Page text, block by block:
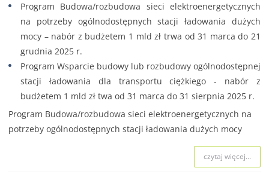
Program Budowa/rozbudowa sieci elektroenergetycznych
na potrzeby ogólnodostępnych stacji ładowania dużych
mocy – nabór z budżetem 1 mld zł trwa od 31 marca do 21
grudnia 2025 r.
Program Wsparcie budowy lub rozbudowy ogólnodostępnej
stacji ładowania dla transportu ciężkiego - nabór z
budżetem 1 mld zł twa od 31 marca do 31 sierpnia 2025 r.
Program Budowa/rozbudowa sieci elektroenergetycznych na
potrzeby ogólnodostępnych stacji ładowania dużych mocy
czytaj więcej...